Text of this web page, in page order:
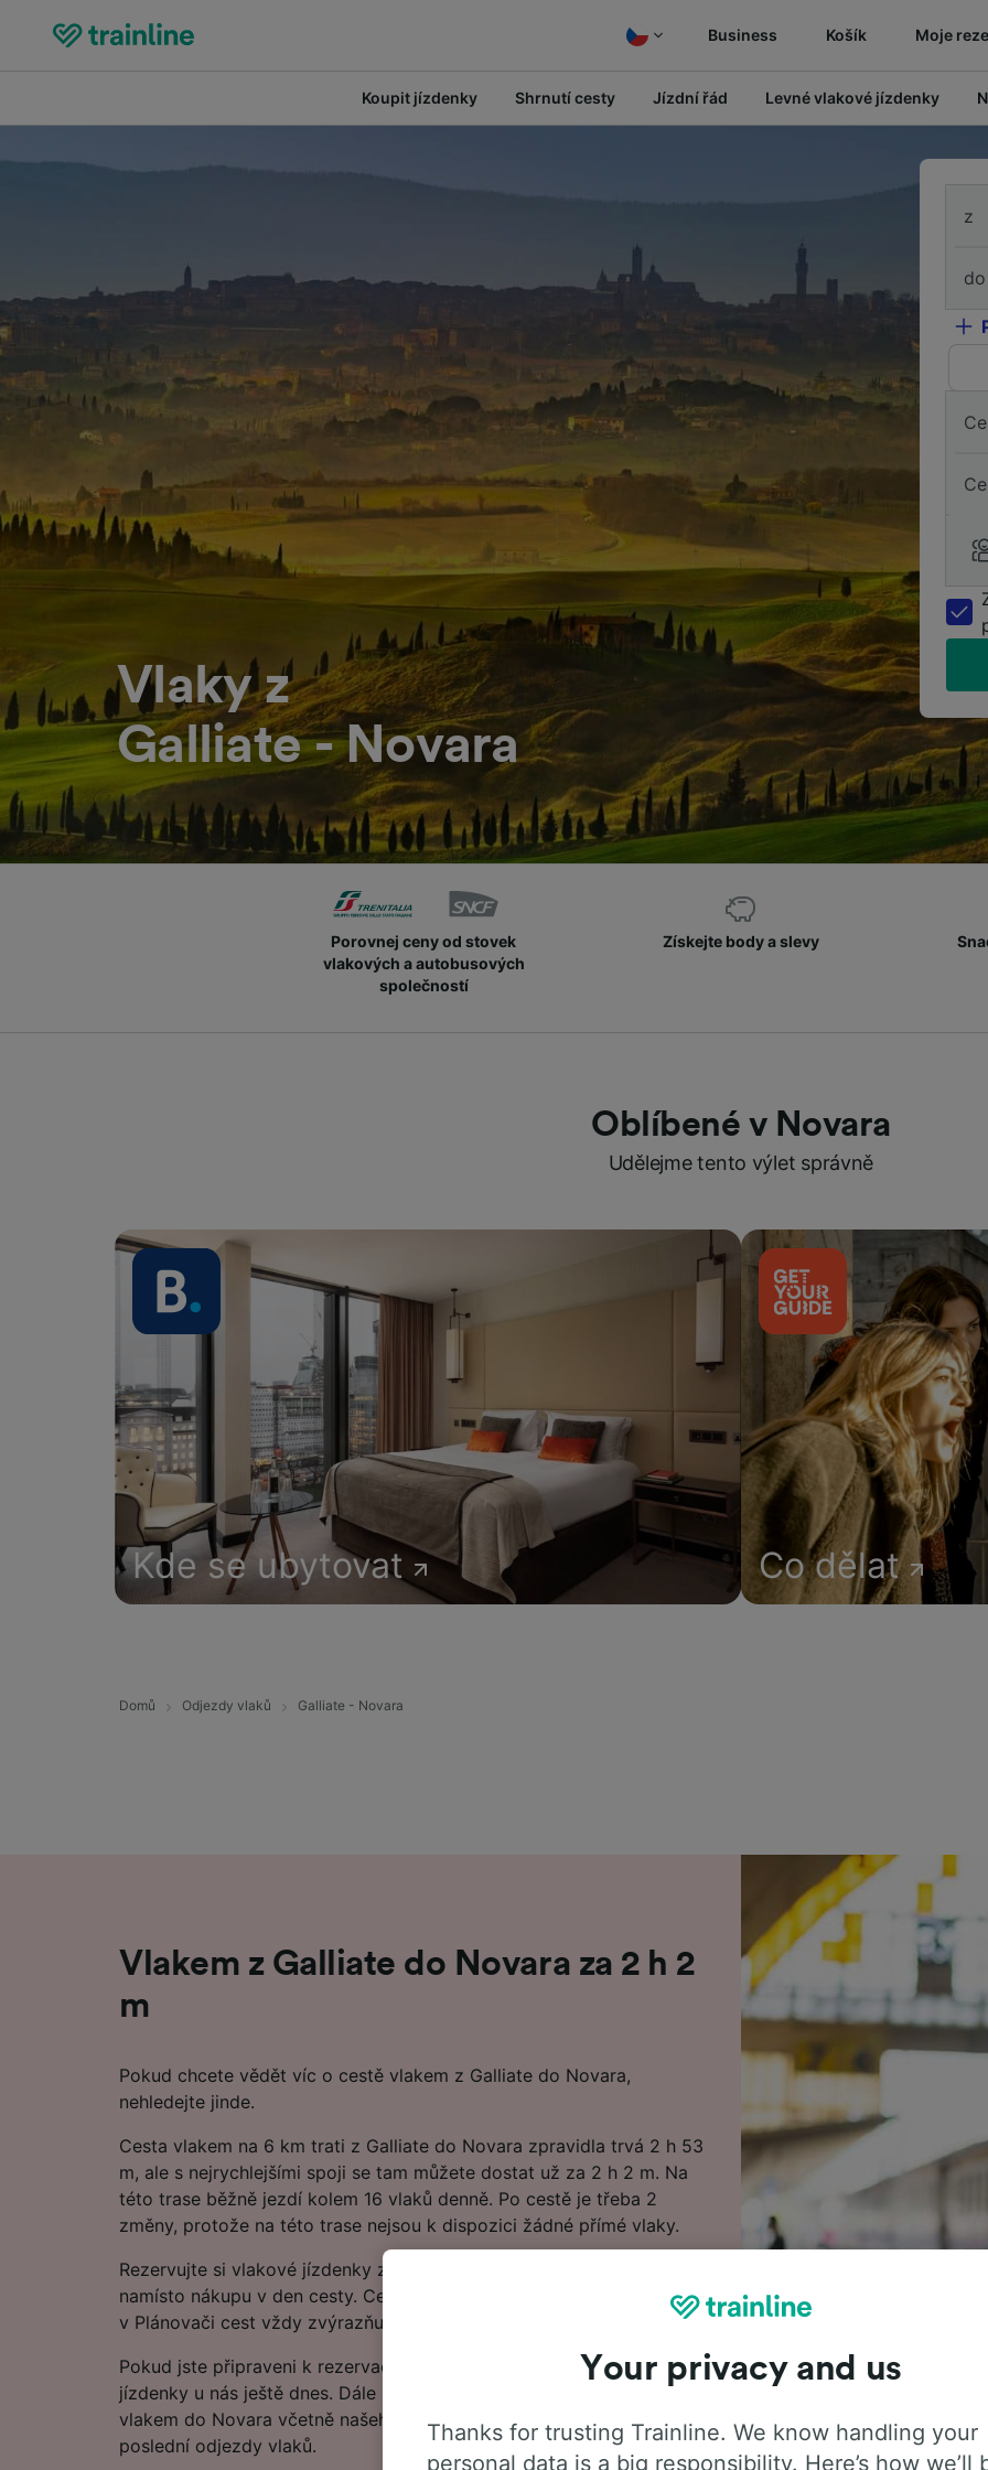
Business Košík Moje
Koupit jízdenky Shrnutí cesty Jízdní řád Levné vlakové jízdenky
Vlaky z
Galliate - Novara
z
do
Porovnej ceny od stovek
vlakových a autobusových
společností
Získejte body a slevy
Oblíbené v Novara
Udělejme tento výlet správně
Kde se ubytovat Co dělat
Domů Odjezdy vlaků Galliate - Novara
Vlakem z Galliate do Novara za 2 h 2
m
Pokud chcete vědět víc o cestě vlakem z Galliate do Novara,
nehledejte jinde.
Cesta vlakem na 6 km trati z Galliate do Novara zpravidla trvá 2 h 53
m, ale s nejrychlejšími spoji se tam můžete dostat už za 2 h 2 m. Na
této trase běžně jezdí kolem 16 vlaků denně. Po cestě je třeba 2
změny, protože na této trase nejsou k dispozici žádné přímé vlaky.
Rezervujte si vlakové jízdenky z Galliate do Novara s předstihem
namísto nákupu v den cesty. Cena může začínat na 2.00 €. Při hledání
v Plánovači cest vždy zvýrazňujeme nejnižší ceny.
Pokud jste připraveni k rezervaci, začněte hledat nejlevnější vlakové
jízdenky u nás ještě dnes. Dále najdete další informace o cestě
vlakem do Novara včetně našeho jízdního řádu, kde uvidíte první a
poslední odjezdy vlaků.
Your privacy and us
Thanks for trusting Trainline. We know handling your
personal data is a big responsibility. Here’s how we’ll